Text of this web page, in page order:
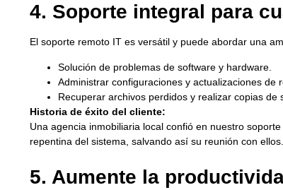
4. Soporte integral para
El soporte remoto IT es versátil y puede abordar una
Solución de problemas de software y hardware.
Administrar configuraciones y actualizaciones de
Recuperar archivos perdidos y realizar copias de
Historia de éxito del cliente:
Una agencia inmobiliaria local confió en nuestro
repentina del sistema, salvando así su reunión con ellos.
5. Aumente la